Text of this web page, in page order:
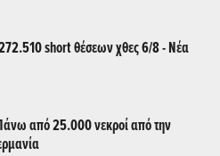
short θέσεων χθες 6/8 - Νέα
από 25.000 νεκροί από την